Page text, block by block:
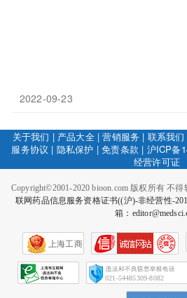
2022-09-23
关于我们 | 产品大全|营销服务 | 联系我们
服务协议 | 隐私保护 |免责条款 | 沪ICP备
经营许可证
Copyright©2001-2020 bioon.com 版权所有 不
联网药品信息服务资格证书((沪)-非经营性-
箱：
上海工商
021-54485309-8082